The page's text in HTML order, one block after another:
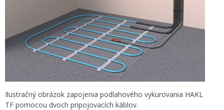
Ilustračný obrázok zapojenia podlahového vykurovania HAKL
TF pomocou dvoch pripojovacích káblov.